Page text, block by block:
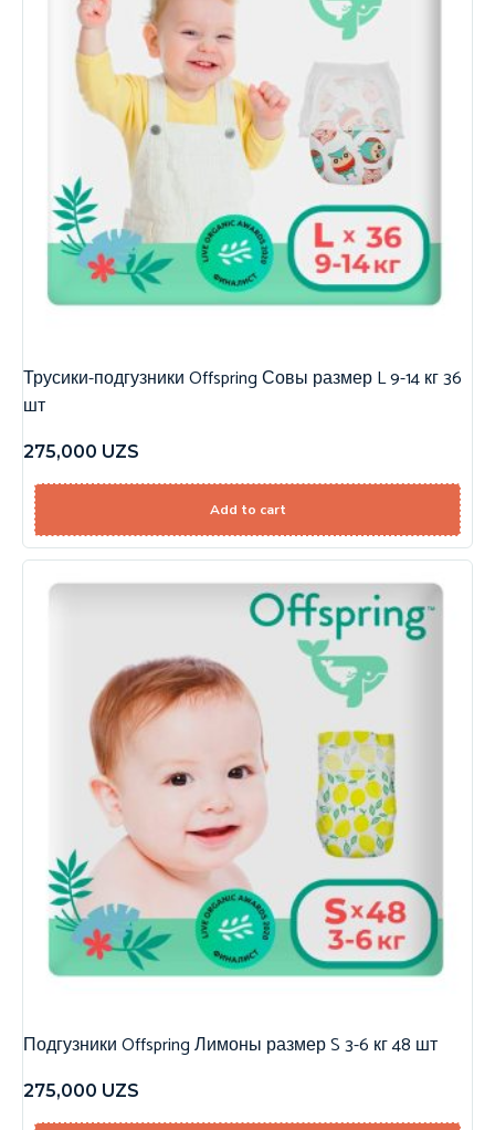
Трусики-подгузники Offspring Совы размер L 9-14 кг 36
шт
275,000 UZS
Add to cart
Подгузники Offspring Лимоны размер S 3-6 кг 48 шт
275,000 UZS